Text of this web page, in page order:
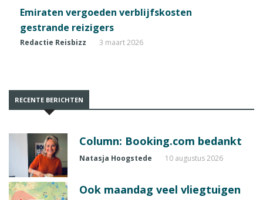
Emiraten vergoeden verblijfskosten
gestrande reizigers
Redactie Reisbizz 3 maart 2026
RECENTE BERICHTEN
Column: Booking.com bedankt
Natasja Hoogstede 10 augustus 2026
Ook maandag veel vliegtuigen